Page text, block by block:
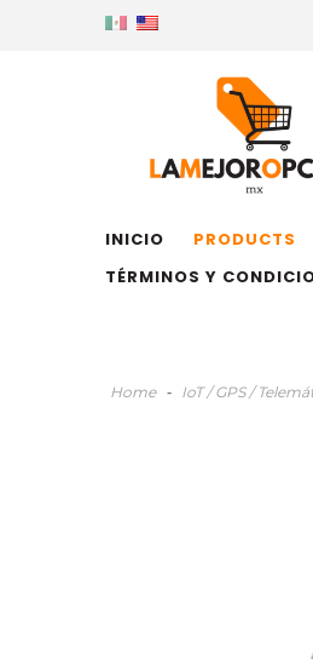
INICIO PRODUCTS
TÉRMINOS Y
Home - IoT / GPS /